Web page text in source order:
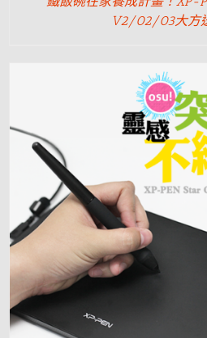
V2/02/03大方